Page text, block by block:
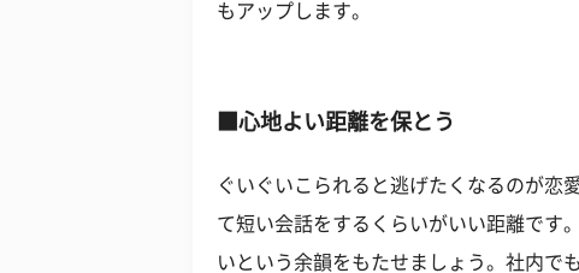
もアップします。
■心地よい距離を保とう
ぐいぐいこられると逃げたくなるのが恋
て短い会話をするくらいがいい距離です
いという余韻をもたせましょう。社内で